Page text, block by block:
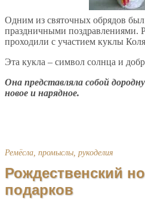
Одним из святочных обрядов был
праздничными поздравлениями.
проходили с участием куклы
Эта кукла – символ солнца и
Она представляла собой
новое и нарядное.
Ремёсла, промыслы, рукоделия
Рождественский
подарков